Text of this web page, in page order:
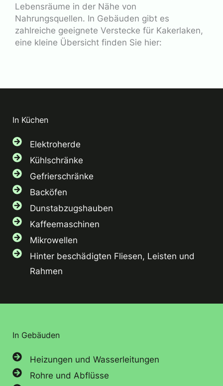
Lebensräume in der Nähe von
Nahrungsquellen. In Gebäuden gibt es
zahlreiche geeignete Verstecke für Kakerlaken,
eine kleine Übersicht finden Sie hier:
In Küchen
Elektroherde
Kühlschränke
Gefrierschränke
Backöfen
Dunstabzugshauben
Kaffeemaschinen
Mikrowellen
Hinter beschädigten Fliesen, Leisten und
Rahmen
In Gebäuden
Heizungen und Wasserleitungen
Rohre und Abflüsse